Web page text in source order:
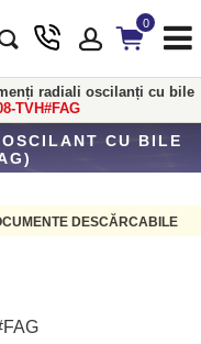
0
radiali oscilanți cu bile
TVH#FAG
CU BILE
DESCĂRCABILE